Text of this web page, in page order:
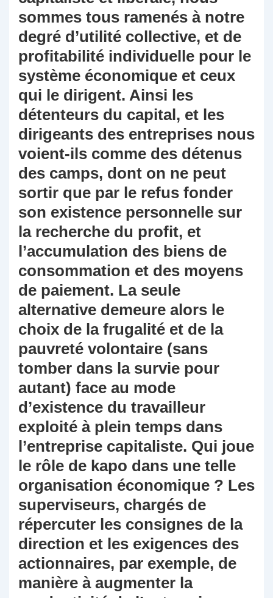
sommes tous ramenés à notre
degré d’utilité collective, et de
profitabilité individuelle pour le
système économique et ceux
qui le dirigent. Ainsi les
détenteurs du capital, et les
dirigeants des entreprises nous
voient-ils comme des détenus
des camps, dont on ne peut
sortir que par le refus fonder
son existence personnelle sur
la recherche du profit, et
l’accumulation des biens de
consommation et des moyens
de paiement. La seule
alternative demeure alors le
choix de la frugalité et de la
pauvreté volontaire (sans
tomber dans la survie pour
autant) face au mode
d’existence du travailleur
exploité à plein temps dans
l’entreprise capitaliste. Qui joue
le rôle de kapo dans une telle
organisation économique ? Les
superviseurs, chargés de
répercuter les consignes de la
direction et les exigences des
actionnaires, par exemple, de
manière à augmenter la